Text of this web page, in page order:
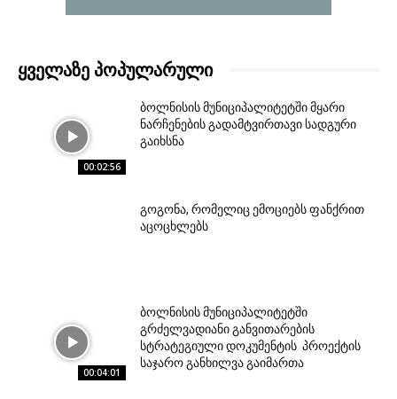
ᲧᲕᲔᲚᲐᲖᲔ ᲞᲝᲞᲣᲚᲐᲠᲣᲚᲘ
00:02:56
ბოლნისის მუნიციპალიტეტში მყარი
ნარჩენების გადამტვირთავი სადგური
გაიხსნა
გოგონა, რომელიც ემოციებს ფანქრით
აცოცხლებს
00:04:01
ბოლნისის მუნიციპალიტეტში
გრძელვადიანი განვითარების
სტრატეგიული დოკუმენტის პროექტის
საჯარო განხილვა გაიმართა